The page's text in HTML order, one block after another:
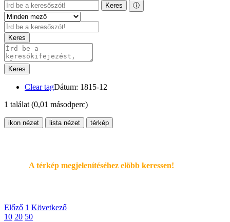
Keres ⓘ
Keres
Keres
Clear tagDátum: 1815-12
1 találat (0,01 másodperc)
ikon nézet lista nézet térkép
A térkép megjelenítéséhez elöbb keressen!
Előző 1 Következő
10 20 50